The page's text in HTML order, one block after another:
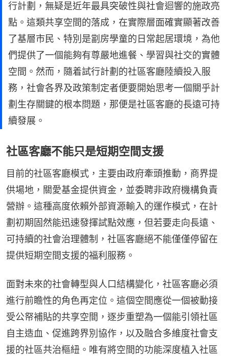
行計劃，無疑是近年最具突破性與社會迴響的施政亮
點。這類共享空間的落成，在實際層面確實顯著改善
了基層市民、特別是劏房學童的日常起居環境，為他
們提供了一個能夠有尊嚴地進餐、學習與社交的實體
空間。然而，隨着試行計劃的社區客廳陸續投入服
務，社會各界及政策制定者便要開始思考一個關乎計
劃生存關鍵的根本問題，那便是社區客廳的長遠可持
續發展。
社區客廳不能只是短期空間支援
目前的社區客廳模式，主要由政府牽頭推動，商界提
供場地，關愛基金提供資金，並委聘非政府機構負責
營辦。這種高度依賴外部資源輸入的運作模式，在計
劃初期固然能迅速發揮試點效應，但若要走向長遠、
可持續的社會治理體制，社區客廳絕不能僅僅停留在
提供短期空間支援的福利服務。
面對未來的社會轉型與人口結構變化，社區客廳必須
進行前瞻性的角色再定位。這個空間應從一個被動接
受公帑補貼的共享空間，逐步重塑為一個能引領社區
自主造血、促進跨界別協作，以及融合多維度社會支
援的社區共治樞紐。唯有將空間的功能深度植入社區